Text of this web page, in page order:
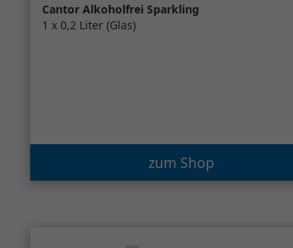
Cantor Alkoholfrei Sparkling
1 x 0,2 Liter (Glas)
zum Shop